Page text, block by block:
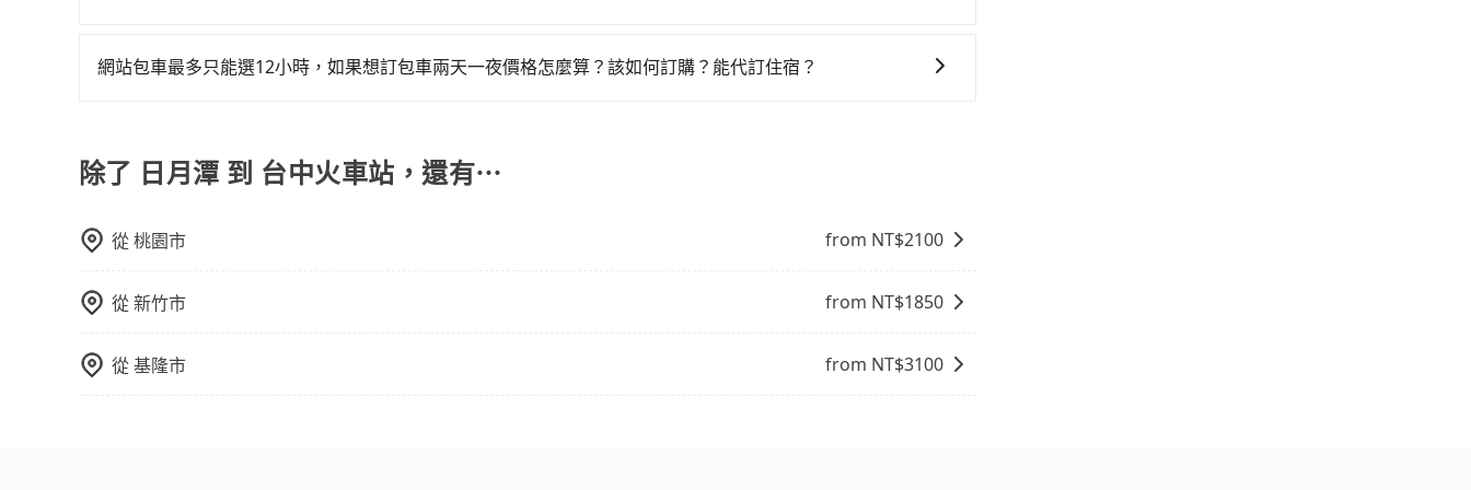
額外的費用收取。但是，這些費用會在您下訂單後、出發前先與您進行確認，確保您明確知道所有的費用。我們
網站包車最多只能選12小時，如果想訂包車兩天一夜價格怎麼算？該如何訂購？能代訂住宿？
除了 日月潭 到 台中火車站，還有⋯
從桃園市 from NT$2100
從新竹市 from NT$1850
從基隆市 from NT$3100